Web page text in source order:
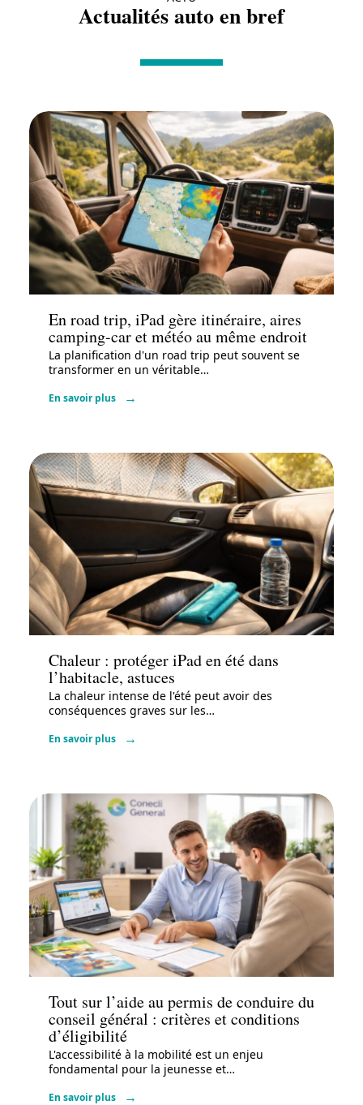
Actualités auto en bref
Actu
En road trip, iPad gère itinéraire, aires
camping-car et météo au même endroit
La planification d'un road trip peut souvent se
transformer en un véritable…
En savoir plus
Actu
Chaleur : protéger iPad en été dans
l’habitacle, astuces
La chaleur intense de l'été peut avoir des
conséquences graves sur les…
En savoir plus
Actu
Tout sur l’aide au permis de conduire du
conseil général : critères et conditions
d’éligibilité
L'accessibilité à la mobilité est un enjeu
fondamental pour la jeunesse et…
En savoir plus